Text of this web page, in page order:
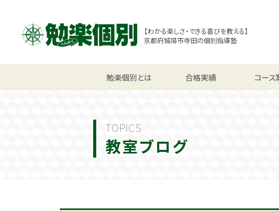
【わかる楽しさ・できる喜びを教える】
京都府城陽市寺田の個別指導塾
勉楽個別とは 合格実績 コース
小学生コース 中学生コース 高校生コース
TOPICS
教室ブログ